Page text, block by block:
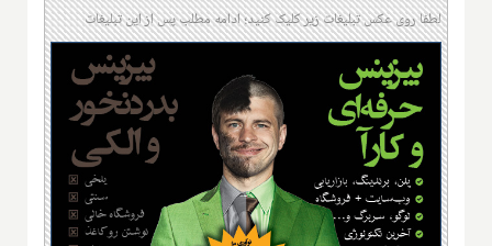
لطفا روی عکس تبلیغات زیر کلیک کنید؛ ادامه مطلب پس از این تبلیغات